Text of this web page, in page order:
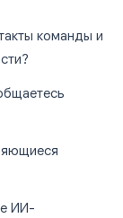
команды и
ИИ-